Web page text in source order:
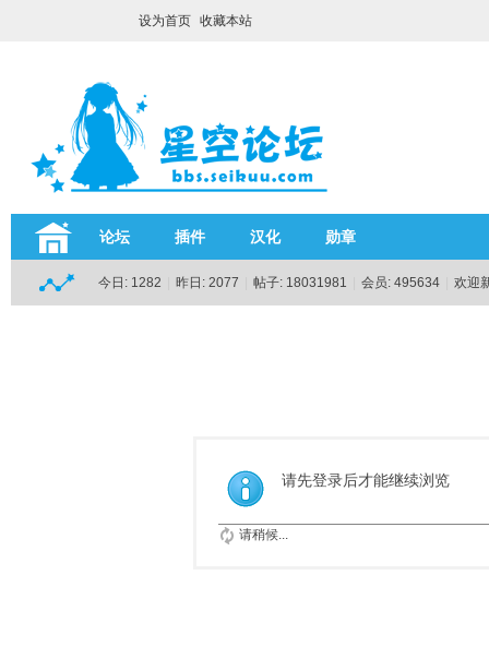
设为首页 收藏本站
论坛 插件 汉化 勋章
今日: 1282 昨日: 2077 帖子: 18031981 会员: 495634 欢迎
请先登录后才能继续浏览
请稍候...